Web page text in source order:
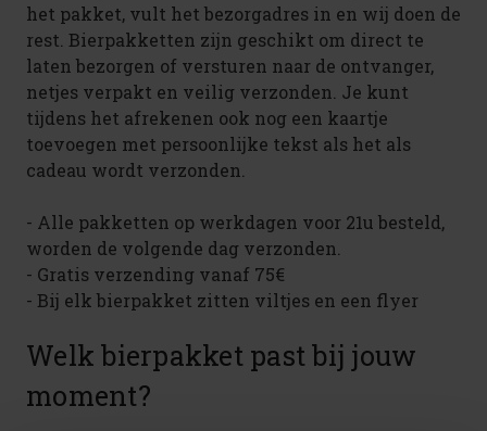
het pakket, vult het bezorgadres in en wij doen de
rest. Bierpakketten zijn geschikt om direct te
laten bezorgen of versturen naar de ontvanger,
netjes verpakt en veilig verzonden. Je kunt
tijdens het afrekenen ook nog een kaartje
toevoegen met persoonlijke tekst als het als
cadeau wordt verzonden.
- Alle pakketten op werkdagen voor 21u besteld,
worden de volgende dag verzonden.
- Gratis verzending vanaf 75€
- Bij elk bierpakket zitten viltjes en een flyer
Welk bierpakket past bij jouw
moment?